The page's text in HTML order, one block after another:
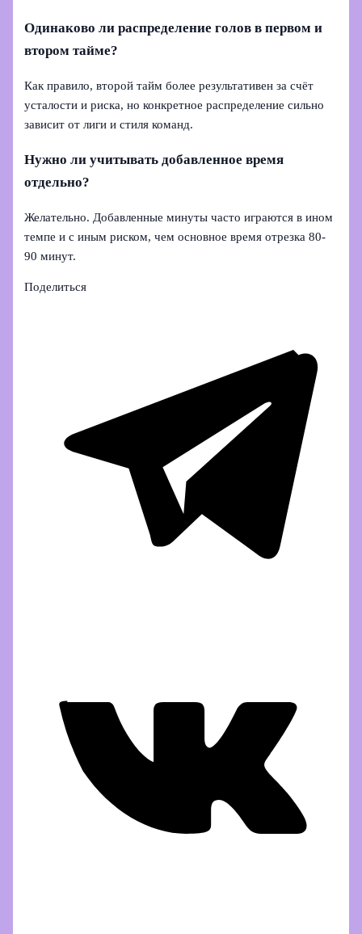
Одинаково ли распределение голов в первом и
втором тайме?
Как правило, второй тайм более результативен за счёт
усталости и риска, но конкретное распределение сильно
зависит от лиги и стиля команд.
Нужно ли учитывать добавленное время
отдельно?
Желательно. Добавленные минуты часто играются в ином
темпе и с иным риском, чем основное время отрезка 80-
90 минут.
Поделиться